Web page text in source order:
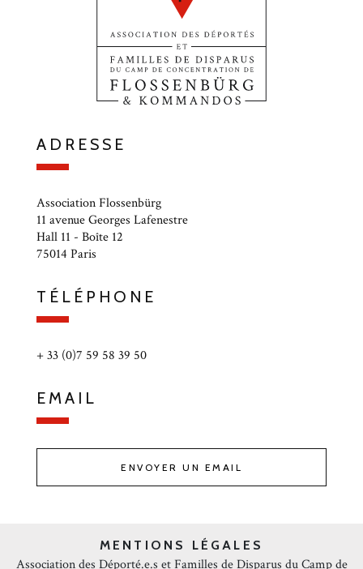
ADRESSE
Association Flossenbürg
11 avenue Georges Lafenestre
Hall 11 - Boîte 12
75014 Paris
TÉLÉPHONE
+ 33 (0)7 59 58 39 50
EMAIL
ENVOYER UN EMAIL
MENTIONS LÉGALES
Association des Déporté.e.s et Familles de Disparus du Camp de